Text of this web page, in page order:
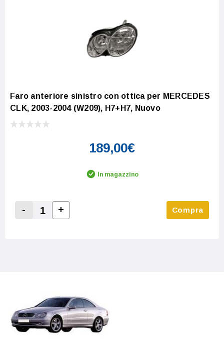
Faro anteriore sinistro con ottica per MERCEDES
CLK, 2003-2004 (W209), H7+H7, Nuovo
189,00€
In magazzino
Decrease Quantity:
-
Increase Quantity:
+ Compra